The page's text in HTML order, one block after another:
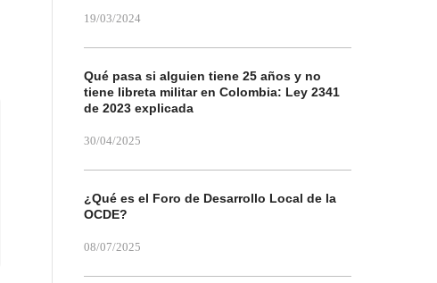
19/03/2024
Qué pasa si alguien tiene 25 años y no
tiene libreta militar en Colombia: Ley 2341
de 2023 explicada
30/04/2025
¿Qué es el Foro de Desarrollo Local de la
OCDE?
08/07/2025